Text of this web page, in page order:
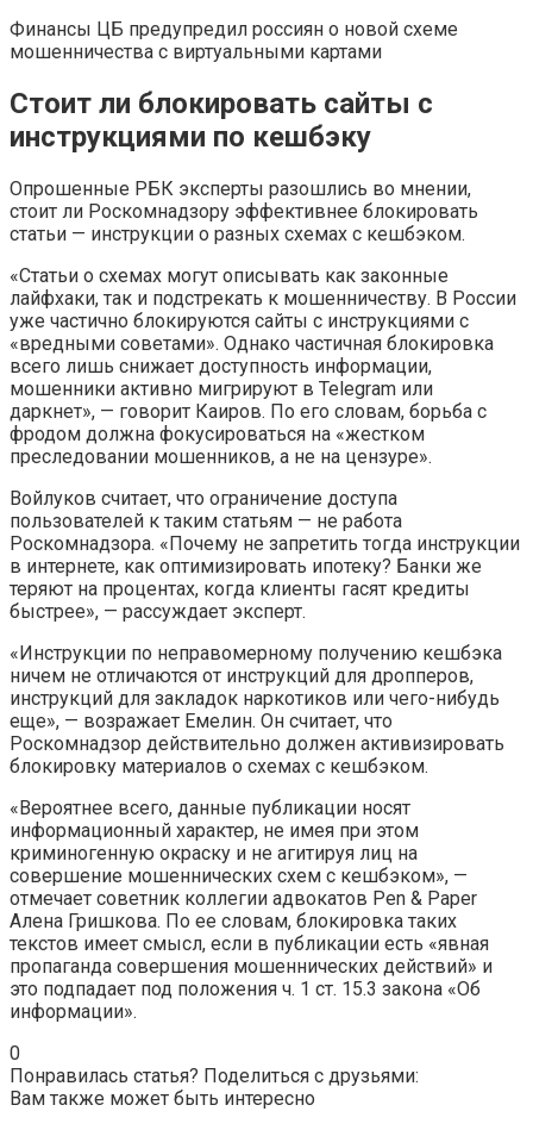
Финансы ЦБ предупредил россиян о новой схеме
мошенничества с виртуальными картами
Стоит ли блокировать сайты с
инструкциями по кешбэку
Опрошенные РБК эксперты разошлись во мнении,
стоит ли Роскомнадзору эффективнее блокировать
статьи — инструкции о разных схемах с кешбэком.
«Статьи о схемах могут описывать как законные
лайфхаки, так и подстрекать к мошенничеству. В России
уже частично блокируются сайты с инструкциями с
«вредными советами». Однако частичная блокировка
всего лишь снижает доступность информации,
мошенники активно мигрируют в Telegram или
даркнет», — говорит Каиров. По его словам, борьба с
фродом должна фокусироваться на «жестком
преследовании мошенников, а не на цензуре».
Войлуков считает, что ограничение доступа
пользователей к таким статьям — не работа
Роскомнадзора. «Почему не запретить тогда инструкции
в интернете, как оптимизировать ипотеку? Банки же
теряют на процентах, когда клиенты гасят кредиты
быстрее», — рассуждает эксперт.
«Инструкции по неправомерному получению кешбэка
ничем не отличаются от инструкций для дропперов,
инструкций для закладок наркотиков или чего-нибудь
еще», — возражает Емелин. Он считает, что
Роскомнадзор действительно должен активизировать
блокировку материалов о схемах с кешбэком.
«Вероятнее всего, данные публикации носят
информационный характер, не имея при этом
криминогенную окраску и не агитируя лиц на
совершение мошеннических схем с кешбэком», —
отмечает советник коллегии адвокатов Pen & Paper
Алена Гришкова. По ее словам, блокировка таких
текстов имеет смысл, если в публикации есть «явная
пропаганда совершения мошеннических действий» и
это подпадает под положения ч. 1 ст. 15.3 закона «Об
информации».
0
Понравилась статья? Поделиться с друзьями:
Вам также может быть интересно